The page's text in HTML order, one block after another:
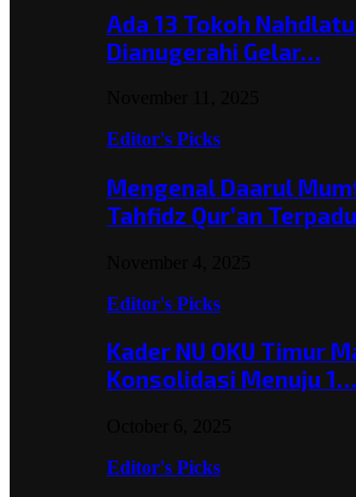
Ada 13 Tokoh
Dianugerahi Gelar…
Editor's Picks
Mengenal Daarul
Tahfidz Qur’an
Editor's Picks
Kader NU OKU Timur
Konsolidasi Menuju 1…
Editor's Picks